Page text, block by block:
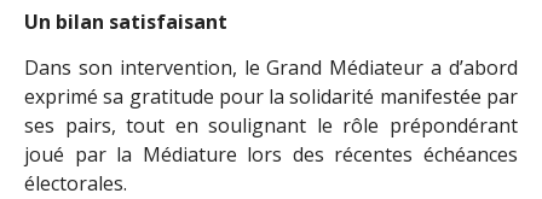
Un bilan satisfaisant
Dans son intervention, le Grand Médiateur a d’abord
exprimé sa gratitude pour la solidarité manifestée par
ses pairs, tout en soulignant le rôle prépondérant
joué par la Médiature lors des récentes échéances
électorales.